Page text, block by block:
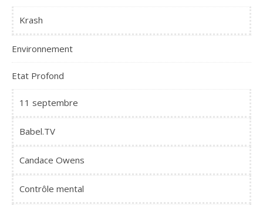
Krash
Environnement
Etat Profond
11 septembre
Babel.TV
Candace Owens
Contrôle mental